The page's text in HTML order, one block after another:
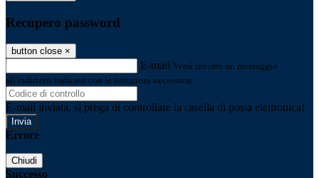
Recupero password
button close ×
E-mail Verrà inviato un messaggio
all'indirizzo indicato con le istruzioni necessarie.
E-mail inviata, si prega di controllare la casella di posta elettronica!
Errore
Chiudi
Successo